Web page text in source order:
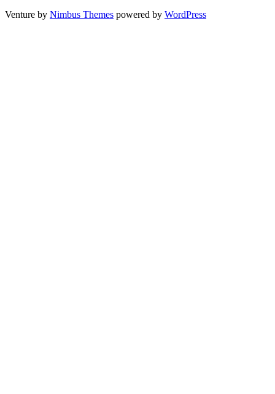
Venture by Nimbus Themes powered by WordPress